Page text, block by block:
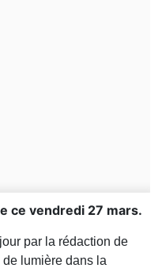
ce vendredi 27 mars.
par la rédaction de
lumière dans la